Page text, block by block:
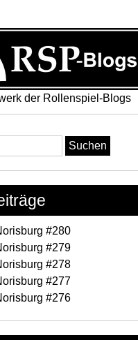
der Rollenspiel-Blogs
#280
#279
#278
#277
#276